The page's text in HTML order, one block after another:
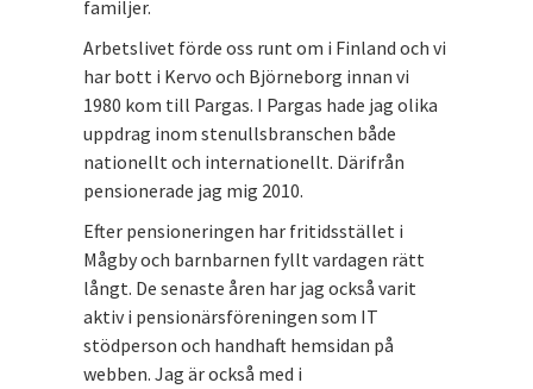
familjer.
Arbetslivet förde oss runt om i Finland och vi
har bott i Kervo och Björneborg innan vi
1980 kom till Pargas. I Pargas hade jag olika
uppdrag inom stenullsbranschen både
nationellt och internationellt. Därifrån
pensionerade jag mig 2010.
Efter pensioneringen har fritidsstället i
Mågby och barnbarnen fyllt vardagen rätt
långt. De senaste åren har jag också varit
aktiv i pensionärsföreningen som IT
stödperson och handhaft hemsidan på
webben. Jag är också med i